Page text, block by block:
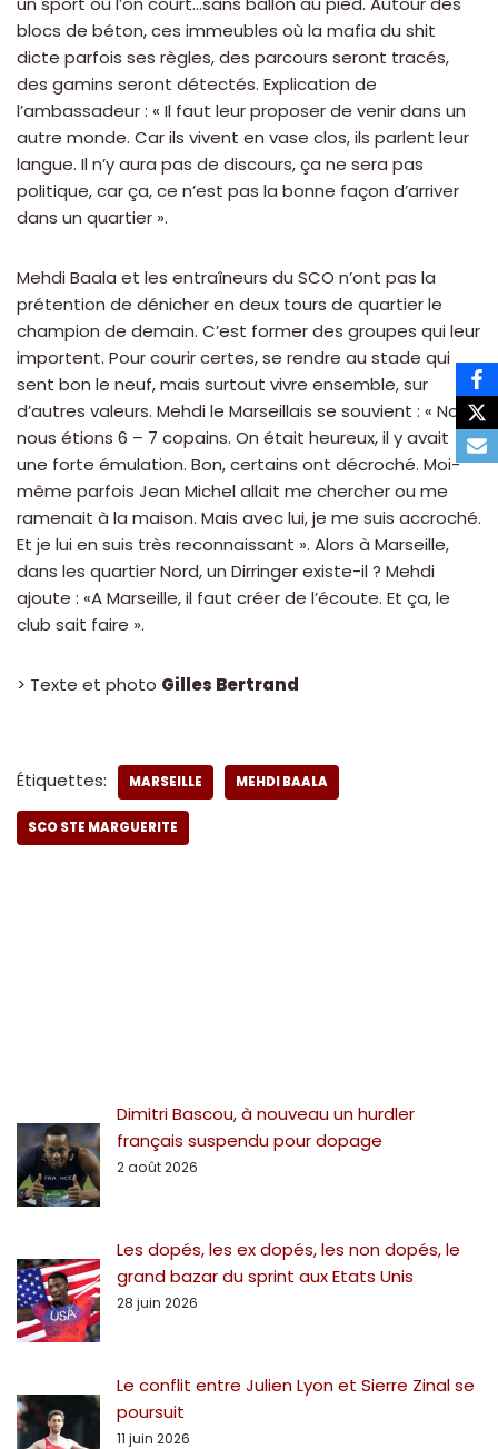
blocs de béton, ces immeubles où la mafia du shit
dicte parfois ses règles, des parcours seront tracés,
des gamins seront détectés. Explication de
l’ambassadeur : « Il faut leur proposer de venir dans un
autre monde. Car ils vivent en vase clos, ils parlent leur
langue. Il n’y aura pas de discours, ça ne sera pas
politique, car ça, ce n’est pas la bonne façon d’arriver
dans un quartier ».
Mehdi Baala et les entraîneurs du SCO n’ont pas la
prétention de dénicher en deux tours de quartier le
champion de demain. C’est former des groupes qui leur
importent. Pour courir certes, se rendre au stade qui
sent bon le neuf, mais surtout vivre ensemble, sur
d’autres valeurs. Mehdi le Marseillais se souvient : « Nous,
nous étions 6 – 7 copains. On était heureux, il y avait
une forte émulation. Bon, certains ont décroché. Moi-
même parfois Jean Michel allait me chercher ou me
ramenait à la maison. Mais avec lui, je me suis accroché.
Et je lui en suis très reconnaissant ». Alors à Marseille,
dans les quartier Nord, un Dirringer existe-il ? Mehdi
ajoute : «A Marseille, il faut créer de l’écoute. Et ça, le
club sait faire ».
> Texte et photo Gilles Bertrand
Étiquettes: MARSEILLE MEHDI BAALA
SCO STE MARGUERITE
Dimitri Bascou, à nouveau un hurdler
français suspendu pour dopage
2 août 2026
Les dopés, les ex dopés, les non dopés, le
grand bazar du sprint aux Etats Unis
28 juin 2026
Le conflit entre Julien Lyon et Sierre Zinal se
poursuit
11 juin 2026